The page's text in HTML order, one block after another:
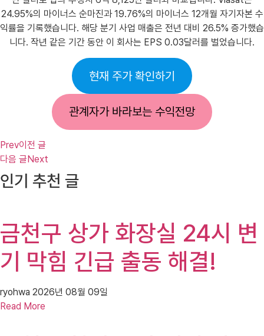
24.95%의 마이너스 순마진과 19.76%의 마이너스 12개월 자기자본 수
익률을 기록했습니다. 해당 분기 사업 매출은 전년 대비 26.5% 증가했습
니다. 작년 같은 기간 동안 이 회사는 EPS 0.03달러를 벌었습니다.
현재 주가 확인하기
관계자가 바라보는 수익전망
Prev이전 글
다음 글Next
인기 추천 글
금천구 상가 화장실 24시 변
기 막힘 긴급 출동 해결!
ryohwa 2026년 08월 09일
Read More